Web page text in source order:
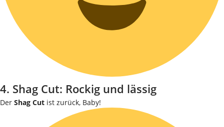
4. Shag Cut: Rockig und lässig
Der Shag Cut ist zurück, Baby!